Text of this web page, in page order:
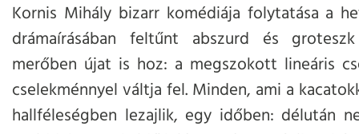
Kornis Mihály bizarr komédiája folytatása a
drámaírásában feltűnt abszurd és
merőben újat is hoz: a megszokott lineáris
cselekménnyel váltja fel. Minden, ami a
hallféleségben lezajlik, egy időben: délután